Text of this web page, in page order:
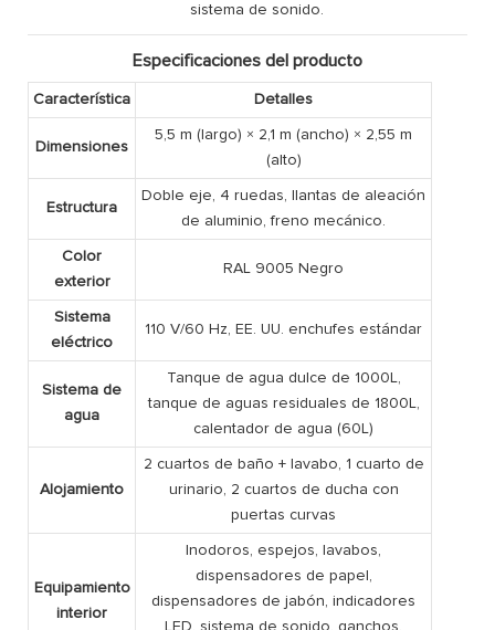
sistema de sonido.
Especificaciones del producto
Característica Detalles
Dimensiones
5,5 m (largo) × 2,1 m (ancho) × 2,55 m
(alto)
Estructura
Doble eje, 4 ruedas, llantas de aleación
de aluminio, freno mecánico.
Color
exterior
RAL 9005 Negro
Sistema
eléctrico
110 V/60 Hz, EE. UU. enchufes estándar
Sistema de
agua
Tanque de agua dulce de 1000L,
tanque de aguas residuales de 1800L,
calentador de agua (60L)
Alojamiento
2 cuartos de baño + lavabo, 1 cuarto de
urinario, 2 cuartos de ducha con
puertas curvas
Equipamiento
interior
Inodoros, espejos, lavabos,
dispensadores de papel,
dispensadores de jabón, indicadores
LED, sistema de sonido, ganchos,